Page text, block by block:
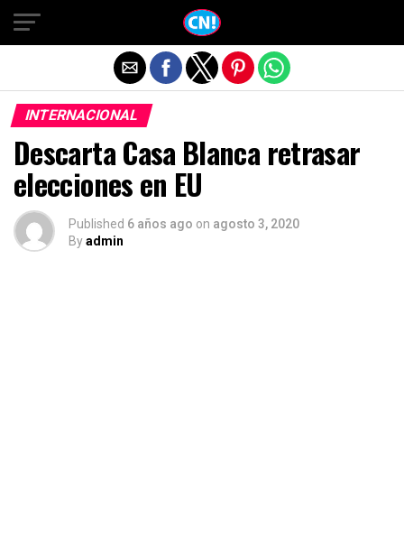
INTERNACIONAL
Descarta Casa Blanca retrasar
elecciones en EU
Published 6 años ago on agosto 3, 2020
Byadmin
Salir de la versión móvil